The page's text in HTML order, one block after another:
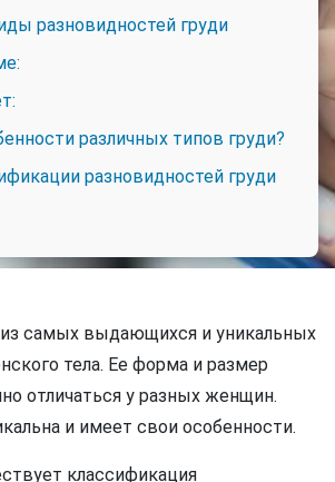
разновидностей груди
различных типов груди?
разновидностей груди
из самых выдающихся и уникальных
тела. Ее форма и размер
отличаться у разных женщин.
и имеет свои особенности.
классификация